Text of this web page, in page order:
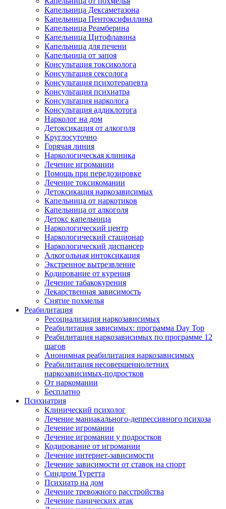
Капельница Дексаметазона
Капельница Пентоксифиллина
Капельница Реамберина
Капельница Цитофлавина
Капельница для печени
Капельница от запоя
Консультация токсиколога
Консультация сексолога
Консультация психотерапевта
Консультация психиатра
Консультация нарколога
Консультация аддиклотога
Нарколог на дом
Детоксикация от алкоголя
Круглосуточно
Горячая линия
Наркологическая клиника
Лечение игромании
Помощь при передозировке
Лечение токсикомании
Детоксикация наркозависимых
Капельница от наркотиков
Капельница от алкоголя
Детокс капельница
Наркологический центр
Наркологический стационар
Наркологический диспансер
Алкогольная интоксикация
Экстренное вытрезвление
Кодирование от курения
Лечение табакокурения
Лекарственная зависимость
Снятие похмелья
Реабилитация
Ресоциализация наркозависимых
Реабилитация зависимых: программа Day Top
Реабилитация наркозависимых по программе 12
шагов
Анонимная реабилитация наркозависимых
Реабилитация несовершеннолетних
наркозависимых-подростков
От наркомании
Бесплатно
Психиатрия
Клинический психолог
Лечение маниакального-депрессивного психоза
Лечение игромании
Лечение игромании у подростков
Кодирование от игромании
Лечение интернет-зависимости
Лечение зависимости от ставок на спорт
Синдром Туретта
Психиатр на дом
Лечение тревожного расстройства
Лечение панических атак